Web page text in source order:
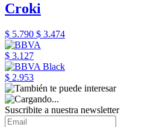
Croki
$ 5.790 $ 3.474
$ 3.127
$ 2.953
Suscribite a nuestra newsletter